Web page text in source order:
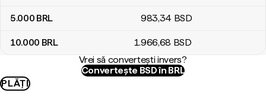
5.000 BRL 983,34 BSD
10.000 BRL 1.966,68 BSD
Vrei să convertești invers?
Convertește BSD în BRL
PLĂȚI